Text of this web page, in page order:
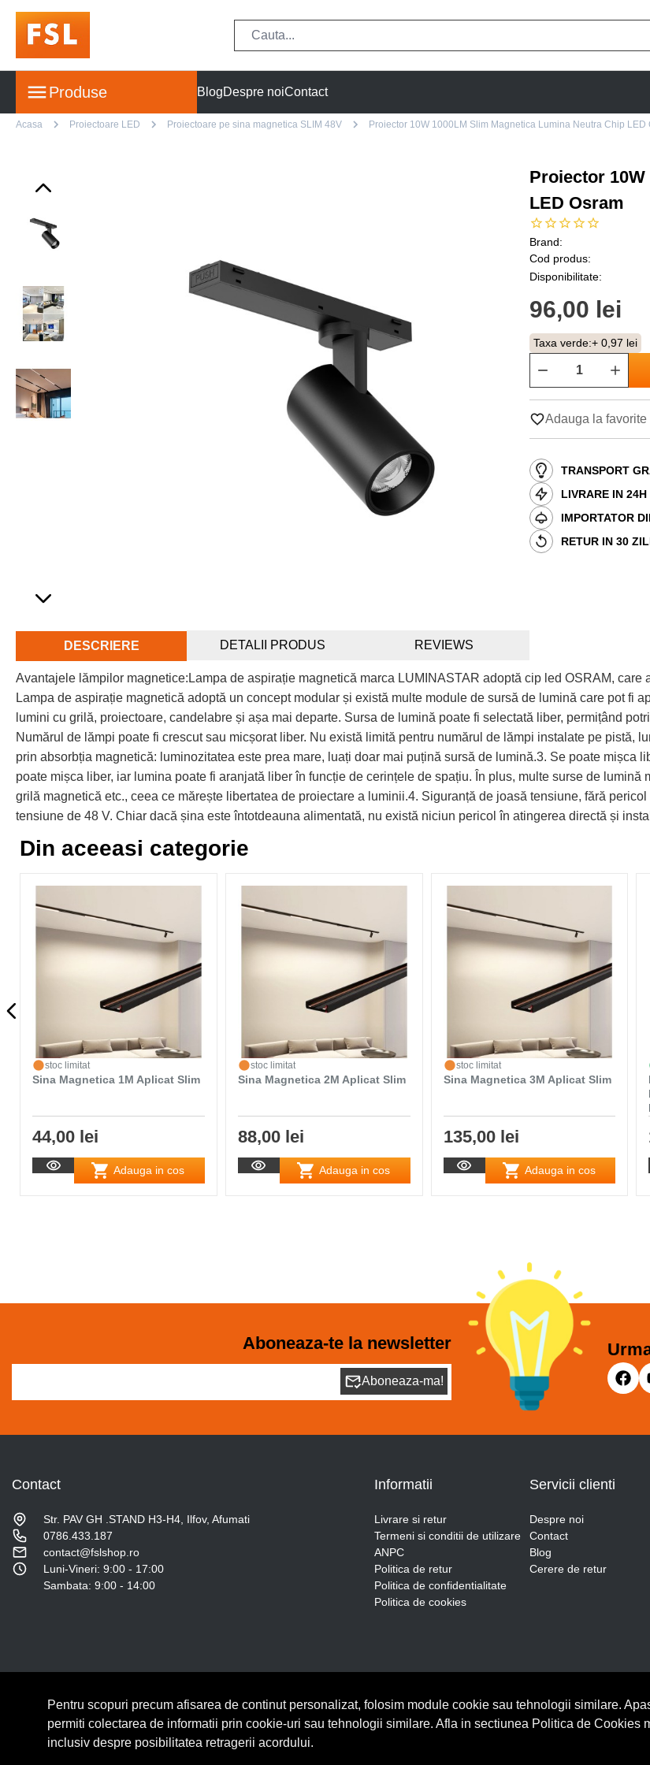
Produse BlogDespre noiContact
Acasa Proiectoare LED Proiectoare pe sina magnetica SLIM 48V Proiector 10W 1000LM Slim Magnetica Lumina Neutra Chip LED
Proiector
LED Osram
Brand:
Cod produs:
Disponibilitate:
96,00 lei
Taxa verde:+ 0,97 lei
Adauga la favorite
TRANSPORT
LIVRARE IN 24H
IMPORTATOR
RETUR IN 30
DESCRIERE DETALII PRODUS REVIEWS
Avantajele lămpilor magnetice:Lampa de aspirație magnetică marca LUMINASTAR adoptă cip led OSRAM,
Lampa de aspirație magnetică adoptă un concept modular și există multe module de sursă de lumină care pot fi
lumini cu grilă, proiectoare, candelabre și așa mai departe. Sursa de lumină poate fi selectată liber, permițând
Numărul de lămpi poate fi crescut sau micșorat liber. Nu există limită pentru numărul de lămpi instalate pe pistă,
prin absorbția magnetică: luminozitatea este prea mare, luați doar mai puțină sursă de lumină.3. Se poate mișca
poate mișca liber, iar lumina poate fi aranjată liber în funcție de cerințele de spațiu. În plus, multe surse de
grilă magnetică etc., ceea ce mărește libertatea de proiectare a luminii.4. Siguranță de joasă tensiune, fără
tensiune de 48 V. Chiar dacă șina este întotdeauna alimentată, nu există niciun pericol în atingerea directă și
Din aceeasi categorie
stoc limitat
Sina Magnetica 1M Aplicat Slim
44,00 lei
Adauga in cos
stoc limitat
Sina Magnetica 2M Aplicat Slim
88,00 lei
Adauga in cos
stoc limitat
Sina Magnetica 3M Aplicat Slim
135,00 lei
Adauga in cos
Aboneaza-te la newsletter
Aboneaza-ma!
Contact
Str. PAV GH .STAND H3-H4, Ilfov, Afumati
0786.433.187
contact@fslshop.ro
Luni-Vineri: 9:00 - 17:00
Sambata: 9:00 - 14:00
Informatii
Livrare si retur
Termeni si conditii de utilizare
ANPC
Politica de retur
Politica de confidentialitate
Politica de cookies
Servicii clienti
Despre noi
Contact
Blog
Cerere de retur
© Copyright 2026 Lumilux. Toate drepturile rezervate.
Pentru scopuri precum afisarea de continut personalizat, folosim module cookie sau tehnologii similare.
permiti colectarea de informatii prin cookie-uri sau tehnologii similare. Afla in sectiunea Politica de Cookies
inclusiv despre posibilitatea retragerii acordului.